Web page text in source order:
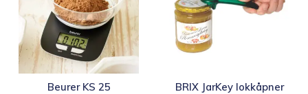
Beurer KS 25
BRIX JarKey lokkåpner